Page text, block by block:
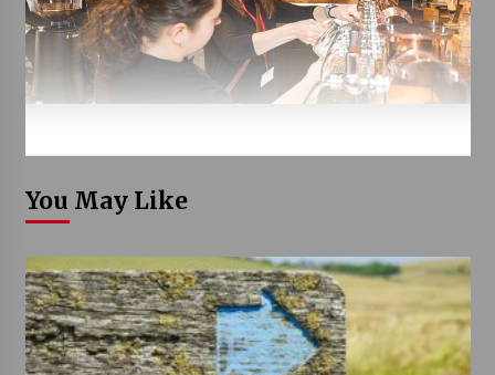
You May Like